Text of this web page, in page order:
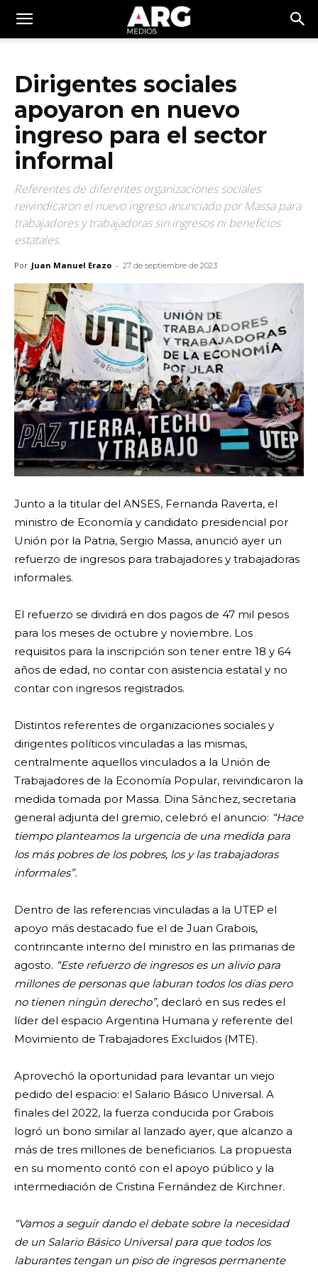
Dirigentes sociales
apoyaron en nuevo
ingreso para el sector
informal
Referentes de diferentes organizaciones sociales
reivindicaron el nuevo ingreso anunciado por Massa para
trabajadores y trabajadoras sin ingresos ni beneficios
estatales.
Por Juan Manuel Erazo - 27 de septiembre de 2023
Junto a la titular del ANSES, Fernanda Raverta, el
ministro de Economía y candidato presidencial por
Unión por la Patria, Sergio Massa, anunció ayer un
refuerzo de ingresos para trabajadores y trabajadoras
informales.
El refuerzo se dividirá en dos pagos de 47 mil pesos
para los meses de octubre y noviembre. Los
requisitos para la inscripción son tener entre 18 y 64
años de edad, no contar con asistencia estatal y no
contar con ingresos registrados.
Distintos referentes de organizaciones sociales y
dirigentes políticos vinculadas a las mismas,
centralmente aquellos vinculados a la Unión de
Trabajadores de la Economía Popular, reivindicaron la
medida tomada por Massa. Dina Sánchez, secretaria
general adjunta del gremio, celebró el anuncio: “Hace
tiempo planteamos la urgencia de una medida para
los más pobres de los pobres, los y las trabajadoras
informales”.
Dentro de las referencias vinculadas a la UTEP el
apoyo más destacado fue el de Juan Grabois,
contrincante interno del ministro en las primarias de
agosto. “Este refuerzo de ingresos es un alivio para
millones de personas que laburan todos los días pero
no tienen ningún derecho”, declaró en sus redes el
líder del espacio Argentina Humana y referente del
Movimiento de Trabajadores Excluidos (MTE).
Aprovechó la oportunidad para levantar un viejo
pedido del espacio: el Salario Básico Universal. A
finales del 2022, la fuerza conducida por Grabois
logró un bono similar al lanzado ayer, que alcanzo a
más de tres millones de beneficiarios. La propuesta
en su momento contó con el apoyo público y la
intermediación de Cristina Fernández de Kirchner.
“Vamos a seguir dando el debate sobre la necesidad
de un Salario Básico Universal para que todos los
laburantes tengan un piso de ingresos permanente